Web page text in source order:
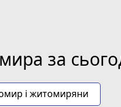
за
і житомиряни